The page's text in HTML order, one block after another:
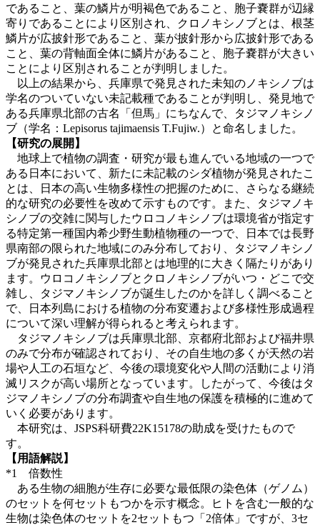
であること、葉の鱗片が明褐色であること、胞子嚢群が辺縁
寄りであることにより区別され、クロノキシノブとは、根茎
鱗片が広披針形であること、葉が披針形から広披針形である
こと、葉の背軸面全体に鱗片があること、胞子嚢群が大きい
ことにより区別されることが判明しました。
以上の結果から、兵庫県で発見された未知のノキシノブは
学名のついていない未記載種であることが判明し、発見地で
ある兵庫県北部の古名「但馬」にちなんで、タジマノキシノ
ブ（学名：Lepisorus tajimaensis T.Fujiw.）と命名しました。
【研究の展開】
地球上で植物の調査・研究が最も進んでいる地域の一つで
ある日本において、新たに未記載のシダ植物が発見されたこ
とは、日本の高い生物多様性の把握のために、さらなる継続
的な研究の必要性を改めて示すものです。また、タジマノキ
シノブの交雑に関与したウロコノキシノブは環境省が指定す
る特定第一種国内希少野生動植物種の一つで、日本では長野
県南部の限られた地域にのみ分布しており、タジマノキシノ
ブが発見された兵庫県北部とは地理的に大きく隔たりがあり
ます。ウロコノキシノブとクロノキシノブがいつ・どこで交
雑し、タジマノキシノブが誕生したのかを詳しく調べること
で、日本列島における植物の分布変遷および多様性形成過程
について深い理解が得られると考えられます。
タジマノキシノブは兵庫県北部、京都府北部および福井県
のみで分布が確認されており、その自生地の多くが天然の岩
場や人工の石垣など、今後の環境変化や人間の活動により消
滅リスクが高い場所となっています。したがって、今後はタ
ジマノキシノブの分布調査や自生地の保護を積極的に進めて
いく必要があります。
本研究は、JSPS科研費22K15178の助成を受けたもので
す。
【用語解説】
*1 倍数性
ある生物の細胞が生存に必要な最低限の染色体（ゲノム）
のセットを何セットもつかを示す概念。ヒトを含む一般的な
生物は染色体のセットを2セットもつ「2倍体」ですが、3セ